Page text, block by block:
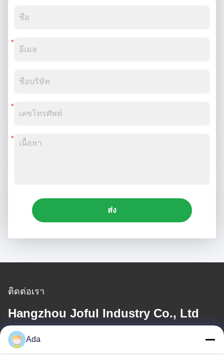
ส่ง
ติดต่อเรา
Hangzhou Joful Industry Co., Ltd
อีเมลAda